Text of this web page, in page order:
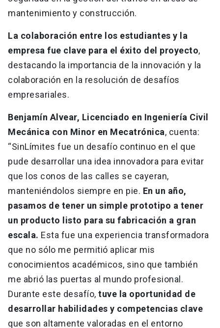
mantenimiento y construcción.
La colaboración entre los estudiantes y la
empresa fue clave para el éxito del proyecto,
destacando la importancia de la innovación y la
colaboración en la resolución de desafíos
empresariales.
Benjamín Alvear, Licenciado en Ingeniería Civil
Mecánica con Minor en Mecatrónica, cuenta:
“SinLímites fue un desafío continuo en el que
pude desarrollar una idea innovadora para evitar
que los conos de las calles se cayeran,
manteniéndolos siempre en pie. En un año,
pasamos de tener un simple prototipo a tener
un producto listo para su fabricación a gran
escala. Esta fue una experiencia transformadora
que no sólo me permitió aplicar mis
conocimientos académicos, sino que también
me abrió las puertas al mundo profesional.
Durante este desafío, tuve la oportunidad de
desarrollar habilidades y competencias clave
que son altamente valoradas en el entorno